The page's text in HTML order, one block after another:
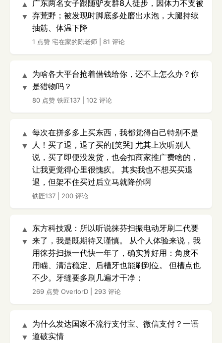
▲
▼
广东两名女子跟随驴友群8人徒步，因体力不支被
弃荒野；被发现时脚底多处磨出水泡，大腿持续
抽筋、体温下降
1 点赞 宅在家的陈老师 81 评论
▲
▼
为啥各大平台抢着借钱给你，还不上怎么办？你
是猎物吗？
80 点赞 铁匠137 102 评论
▲
▼
每次在拼多多上买东西，我都觉得自己特别不是
人！买了退，退了买的[笑哭] 尤其上次听别人
说，买了即便没发货，也会扣商家推广费啥的，
让我更觉得心里很愧疚。 其实我也不想买买退
退，但架不住买过后立马就降价啊
铁匠137 200 评论
▲
▼
东方科技观：所以听说徕芬扫振电动牙刷二代要
来了，我是既期待又谨慎。 从个人体验来说，我
用徕芬扫振一代快一年了，确实算好用：角度不
用瞄、清洁稳定、后槽牙也能刷到位。 但槽点也
不少。牙缝要多刷几遍才干净；
269 点赞 OverlorD 293 评论
▲
▼
为什么发达国家不流行支付宝、微信支付？一语
道破实情